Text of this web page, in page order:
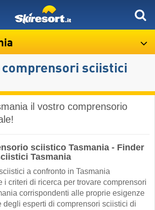
sciistici
il vostro comprensorio
sciistico Tasmania - Finder
Tasmania
a confronto in Tasmania
i criteri di ricerca per trovare comprensori
corrispondenti alle proprie esigenze
degli esperti di comprensori sciistici di